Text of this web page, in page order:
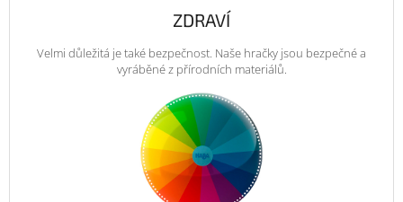
ZDRAVÍ
Velmi důležitá je také bezpečnost. Naše hračky jsou bezpečné a
vyráběné z přírodních materiálů.